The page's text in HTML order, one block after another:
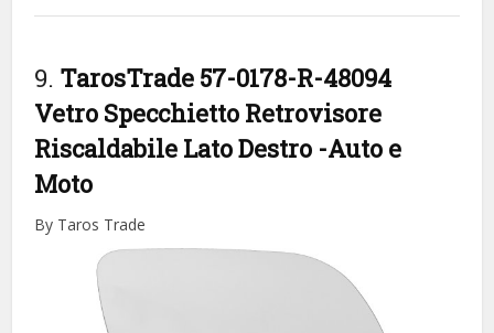
9. TarosTrade 57-0178-R-48094
Vetro Specchietto Retrovisore
Riscaldabile Lato Destro -Auto e
Moto
By Taros Trade